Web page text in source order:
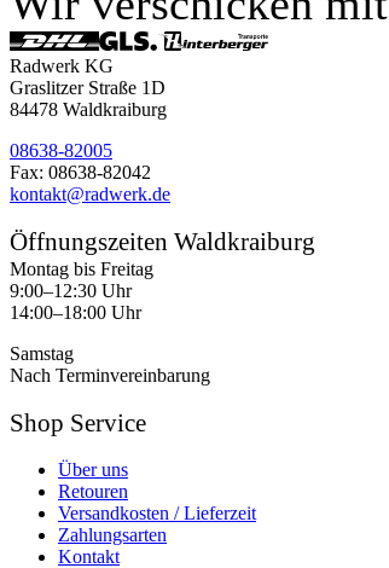
Radwerk KG
Graslitzer Straße 1D
84478 Waldkraiburg
08638-82005
Fax: 08638-82042
kontakt@radwerk.de
Öffnungszeiten Waldkraiburg
Montag bis Freitag
9:00–12:30 Uhr
14:00–18:00 Uhr
Samstag
Nach Terminvereinbarung
Shop Service
Über uns
Retouren
Versandkosten / Lieferzeit
Zahlungsarten
Kontakt